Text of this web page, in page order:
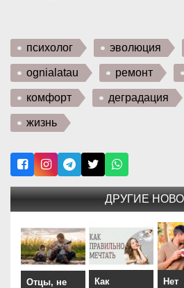
психолог эволюция
ognialatau ремонт
комфорт деградация
жизнь
ДРУГИЕ
Отцы, не
Как
Нет